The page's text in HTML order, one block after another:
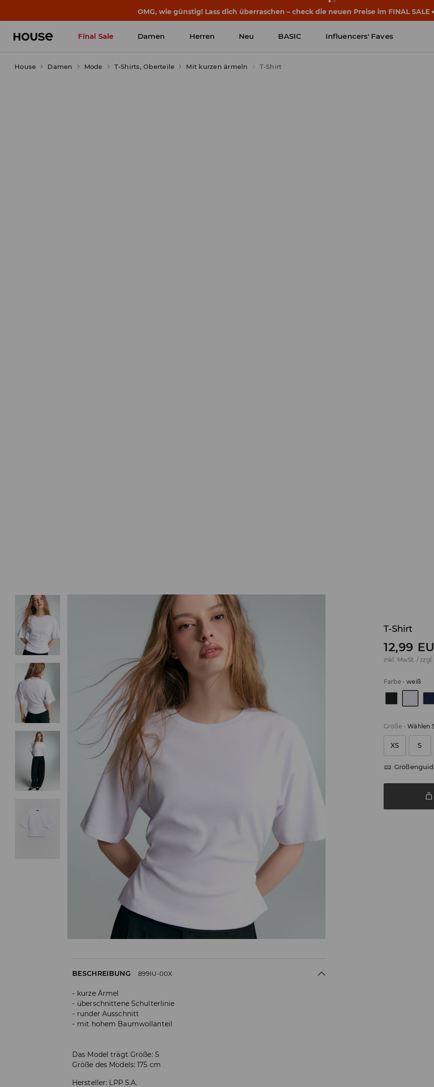
OMG, wie günstig! Lass dich überraschen – check die neuen Preise im FINAL SALE
Final Sale Damen Herren Neu BASIC Influencers' Faves
House Damen Mode T-Shirts, Oberteile Mit kurzen ärmeln T-Shirt
T-Shirt
12,99
inkl. MwSt. / zzgl.
Farbe-weiß
Größe-Wählen
XS S
BESCHREIBUNG 899IU-00X
kurze Ärmel
überschnittene Schulterlinie
runder Ausschnitt
mit hohem Baumwollanteil
Das Model trägt Größe: S
Größe des Models: 175 cm
Hersteller: LPP S.A.